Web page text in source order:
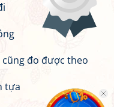
đo được theo
tựa